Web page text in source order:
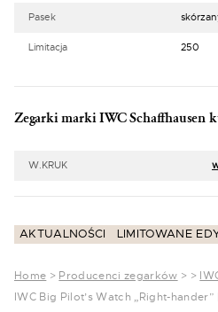
Pasek
Limitacja 250
Zegarki marki IWC Schaffhausen
W.KRUK
AKTUALNOŚCI LIMITOWANE
Home > Producenci zegarków > >
IWC Big Pilot’s Watch „Right-